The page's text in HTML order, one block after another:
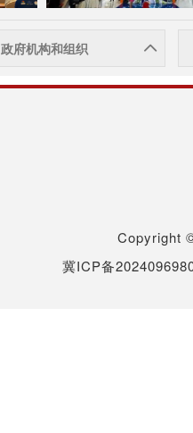
政府机构和组织
Copyright
冀ICP备